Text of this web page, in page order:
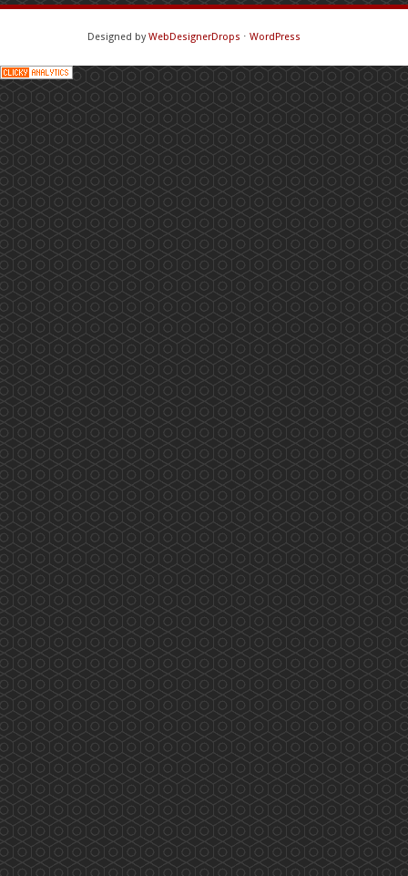
Designed byWebDesignerDrops ⋅ WordPress